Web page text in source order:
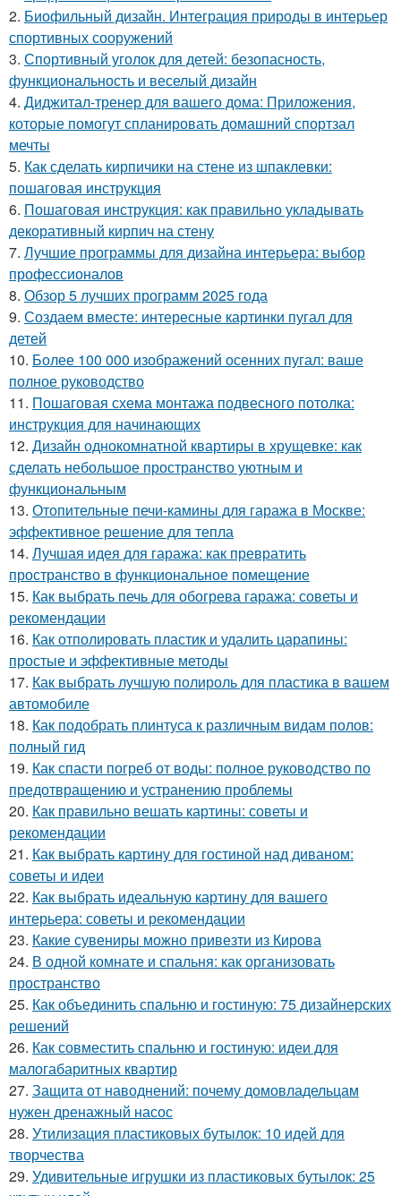
2. Биофильный дизайн. Интеграция природы в интерьер
спортивных сооружений
3. Спортивный уголок для детей: безопасность,
функциональность и веселый дизайн
4. Диджитал-тренер для вашего дома: Приложения,
которые помогут спланировать домашний спортзал
мечты
5. Как сделать кирпичики на стене из шпаклевки:
пошаговая инструкция
6. Пошаговая инструкция: как правильно укладывать
декоративный кирпич на стену
7. Лучшие программы для дизайна интерьера: выбор
профессионалов
8. Обзор 5 лучших программ 2025 года
9. Создаем вместе: интересные картинки пугал для
детей
10. Более 100 000 изображений осенних пугал: ваше
полное руководство
11. Пошаговая схема монтажа подвесного потолка:
инструкция для начинающих
12. Дизайн однокомнатной квартиры в хрущевке: как
сделать небольшое пространство уютным и
функциональным
13. Отопительные печи-камины для гаража в Москве:
эффективное решение для тепла
14. Лучшая идея для гаража: как превратить
пространство в функциональное помещение
15. Как выбрать печь для обогрева гаража: советы и
рекомендации
16. Как отполировать пластик и удалить царапины:
простые и эффективные методы
17. Как выбрать лучшую полироль для пластика в вашем
автомобиле
18. Как подобрать плинтуса к различным видам полов:
полный гид
19. Как спасти погреб от воды: полное руководство по
предотвращению и устранению проблемы
20. Как правильно вешать картины: советы и
рекомендации
21. Как выбрать картину для гостиной над диваном:
советы и идеи
22. Как выбрать идеальную картину для вашего
интерьера: советы и рекомендации
23. Какие сувениры можно привезти из Кирова
24. В одной комнате и спальня: как организовать
пространство
25. Как объединить спальню и гостиную: 75 дизайнерских
решений
26. Как совместить спальню и гостиную: идеи для
малогабаритных квартир
27. Защита от наводнений: почему домовладельцам
нужен дренажный насос
28. Утилизация пластиковых бутылок: 10 идей для
творчества
29. Удивительные игрушки из пластиковых бутылок: 25